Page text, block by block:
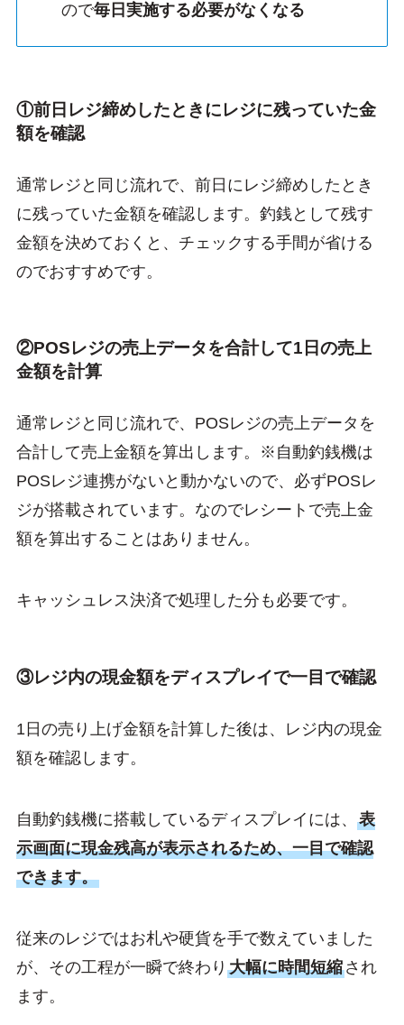
ので毎日実施する必要がなくなる
①前日レジ締めしたときにレジに残っていた金
額を確認
通常レジと同じ流れで、前日にレジ締めしたとき
に残っていた金額を確認します。釣銭として残す
金額を決めておくと、チェックする手間が省ける
のでおすすめです。
②POSレジの売上データを合計して1日の売上
金額を計算
通常レジと同じ流れで、POSレジの売上データを
合計して売上金額を算出します。※自動釣銭機は
POSレジ連携がないと動かないので、必ずPOSレ
ジが搭載されています。なのでレシートで売上金
額を算出することはありません。
キャッシュレス決済で処理した分も必要です。
③レジ内の現金額をディスプレイで一目で確認
1日の売り上げ金額を計算した後は、レジ内の現金
額を確認します。
自動釣銭機に搭載しているディスプレイには、 表
示画面に現金残高が表示されるため、一目で確認
できます。
従来のレジではお札や硬貨を手で数えていました
が、その工程が一瞬で終わり 大幅に時間短縮され
ます。